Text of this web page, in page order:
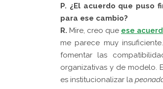
P. ¿El acuerdo que puso
para ese cambio?
R. Mire, creo que ese
me parece muy
fomentar las
organizativas y de modelo.
es institucionalizar la